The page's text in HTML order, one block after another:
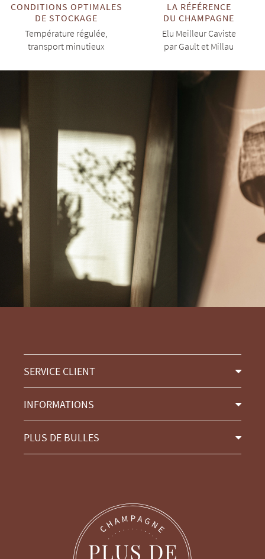
CONDITIONS OPTIMALES
DE STOCKAGE
Température régulée,
transport minutieux
LA RÉFÉRENCE
DU CHAMPAGNE
Elu Meilleur Caviste
par Gault et Millau
SERVICE CLIENT
INFORMATIONS
PLUS DE BULLES